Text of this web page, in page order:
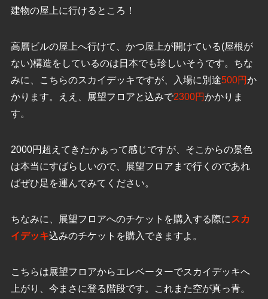
建物の屋上に行けるところ！
高層ビルの屋上へ行けて、かつ屋上が開けている(屋根が
ない)構造をしているのは日本でも珍しいそうです。ちな
みに、こちらのスカイデッキですが、入場に別途500円か
かります。ええ、展望フロアと込みで2300円かかりま
す。
2000円超えてきたかぁって感じですが、そこからの景色
は本当にすばらしいので、展望フロアまで行くのであれ
ばぜひ足を運んでみてください。
ちなみに、展望フロアへのチケットを購入する際にスカ
イデッキ込みのチケットを購入できますよ。
こちらは展望フロアからエレベーターでスカイデッキへ
上がり、今まさに登る階段です。これまた空が真っ青。